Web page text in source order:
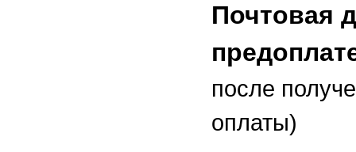
Почтовая
после
оплаты)